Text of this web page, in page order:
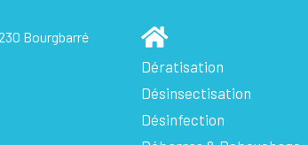
Bourgbarré
Dératisation
Désinsectisation
Désinfection